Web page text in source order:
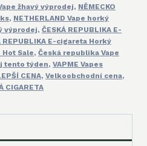
žhavý výprodej, NĚMECKO
, NETHERLAND Vape horký
výprodej, ČESKÁ REPUBLIKA E-
REPUBLIKA E-cigareta Horký
Hot Sale, Česká republika Vape
tento týden, VAPME Vapes
CENA, Velkoobchodní cena,
CIGARETA